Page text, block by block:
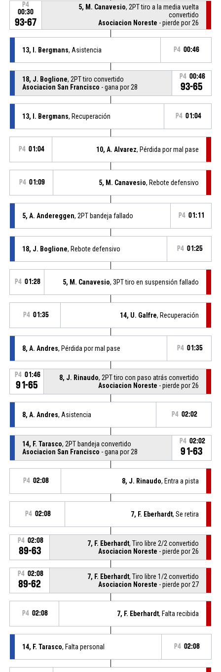
P4
00:30
93-67
5, M. Canavesio, 2PT tiro a la media vuelta
convertido
Asociacion Noreste - pierde por 26
13, I. Bergmans, Asistencia P4 00:46
18, J. Boglione, 2PT tiro convertido
Asociacion San Francisco - gana por 28
P4 00:46
93-65
13, I. Bergmans, Recuperación P4 01:04
P4 01:04 10, A. Alvarez, Pérdida por mal pase
P4 01:09 5, M. Canavesio, Rebote defensivo
5, A. Andereggen, 2PT bandeja fallado P4 01:11
18, J. Boglione, Rebote defensivo P4 01:25
P4 01:28 5, M. Canavesio, 3PT tiro en suspensión fallado
P4 01:35 14, U. Galfre, Recuperación
8, A. Andres, Pérdida por mal pase P4 01:35
P4 01:46
91-65
8, J. Rinaudo, 2PT tiro con paso atrás convertido
Asociacion Noreste - pierde por 26
8, A. Andres, Asistencia P4 02:02
14, F. Tarasco, 2PT bandeja convertido
Asociacion San Francisco - gana por 28
P4 02:02
91-63
P4 02:08 8, J. Rinaudo, Entra a pista
P4 02:08 7, F. Eberhardt, Se retira
P4 02:08
89-63
7, F. Eberhardt, Tiro libre 2/2 convertido
Asociacion Noreste - pierde por 26
P4 02:08
89-62
7, F. Eberhardt, Tiro libre 1/2 convertido
Asociacion Noreste - pierde por 27
P4 02:08 7, F. Eberhardt, Falta recibida
14, F. Tarasco, Falta personal P4 02:08